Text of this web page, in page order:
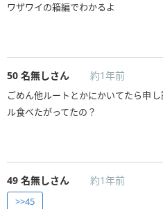
ワザワイの箱編でわかるよ
50 名無しさん 約1年前
ごめん他ルートとかにかいてたら申
ル食べたがってたの？
49 名無しさん 約1年前
>>45